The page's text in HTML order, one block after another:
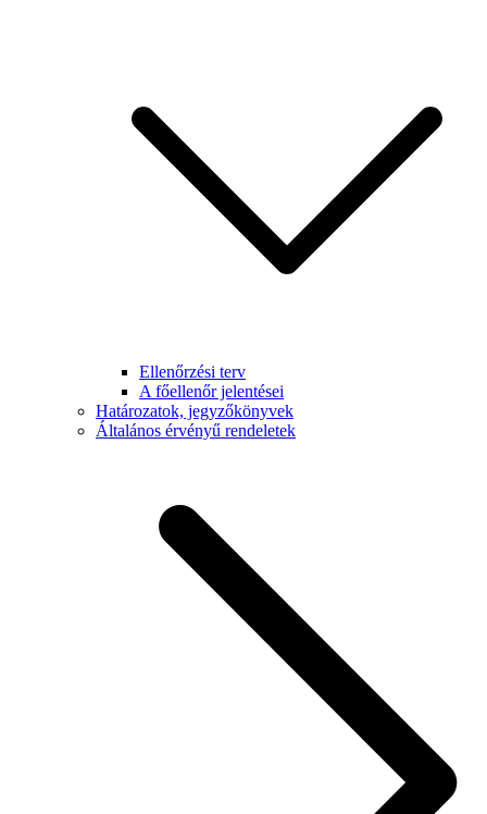
Ellenőrzési terv
A főellenőr jelentései
Határozatok, jegyzőkönyvek
Általános érvényű rendeletek